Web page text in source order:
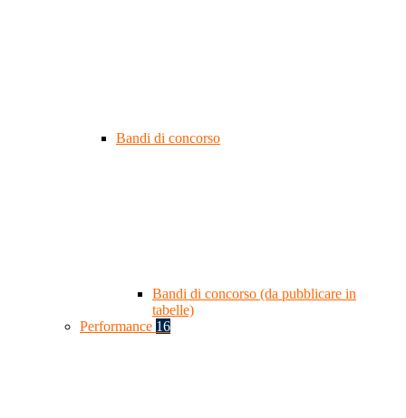
Bandi di concorso
Bandi di concorso (da pubblicare in
tabelle)
Performance 16